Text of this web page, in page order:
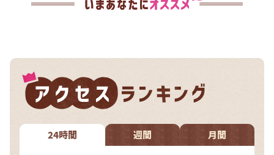
24時間 週間 月間